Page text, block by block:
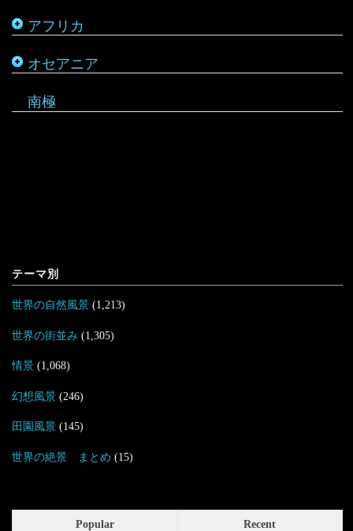
アフリカ
ルワンダ
オセアニア
仏領ポリネシア
タヒチ
マーシャル諸島
南極
テーマ別
世界の自然風景(1,213)
世界の街並み (1,305)
情景(1,068)
幻想風景(246)
田園風景(145)
世界の絶景 まとめ (15)
Popular Recent